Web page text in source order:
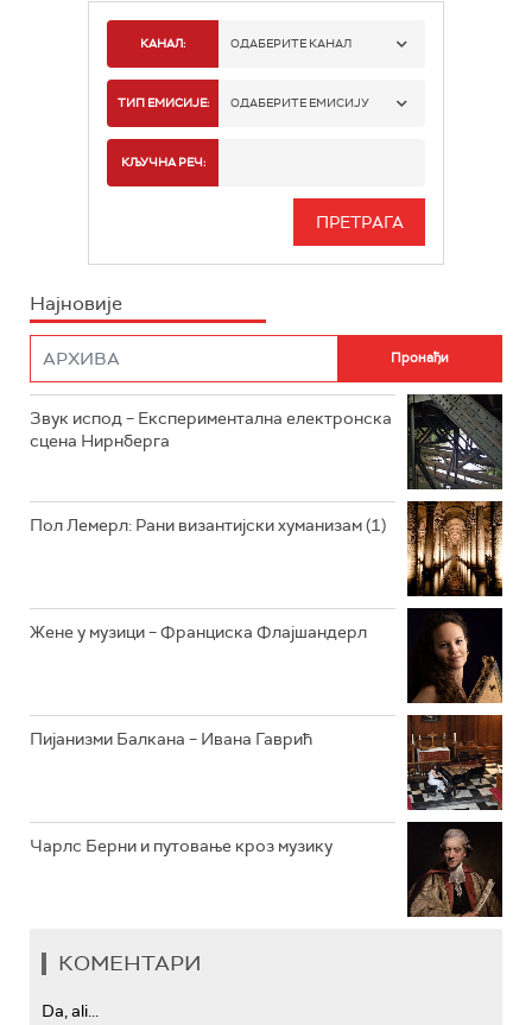
КАНАЛ: ОДАБЕРИТЕ КАНАЛ
РАДИО БЕОГРАД 1
РАДИО БЕОГРАД 3
РАДИО РОКЕНРОЛЕР
РАДИО ЏЕЗЕР
ТИП ЕМИСИЈЕ: ОДАБЕРИТЕ ЕМИСИЈУ
ИНФО
КЉУЧНА РЕЧ:
Најновије
Звук испод – Експериментална електронска
сцена Нирнберга
Пол Лемерл: Рани византијски хуманизам (1)
Жене у музици – Франциска Флајшандерл
Пијанизми Балкана – Ивана Гаврић
Чарлс Берни и путовање кроз музику
КОМЕНТАРИ
Da, ali...